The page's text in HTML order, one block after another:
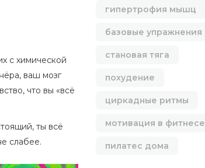
с химической
ваш мозг
что вы «всё
ты всё
слабее.
гипертрофия мышц
базовые упражнения
становая тяга
похудение
циркадные ритмы
мотивация в фитнесе
пилатес дома